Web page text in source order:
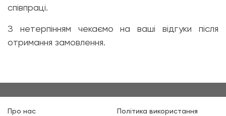
співпраці.
З нетерпінням чекаємо на ваші відгуки після
отримання замовлення.
Про нас
Політика використання